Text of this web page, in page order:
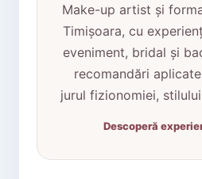
Make-up artist și
Timișoara, cu
eveniment, bridal și
recomandări
jurul fizionomiei,
Descoperă